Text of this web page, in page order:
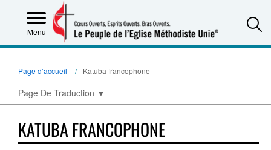
Menu
Page d’accueil Katuba francophone
Page De Traduction ▼
KATUBA FRANCOPHONE